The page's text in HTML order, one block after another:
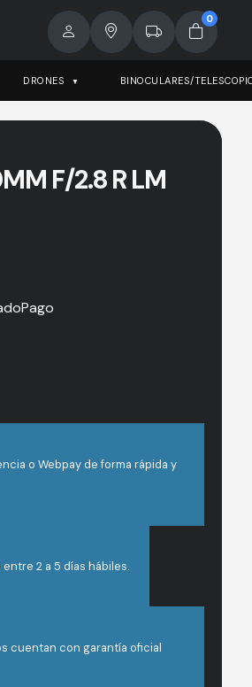
0
DRONES BINOCULARES/
F/2.8 R LM
o Webpay de forma rápida y
2 a 5 días hábiles.
cuentan con garantía oficial